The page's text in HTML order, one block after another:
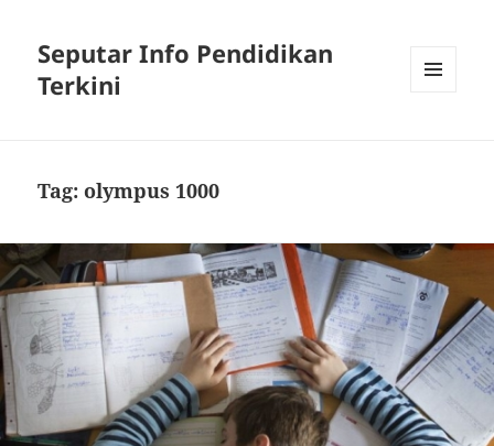
Seputar Info Pendidikan
Terkini
Tag:olympus 1000